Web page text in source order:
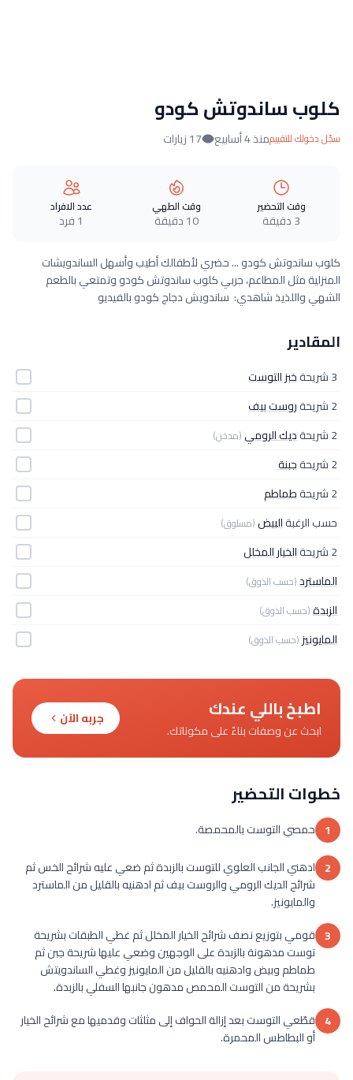
كلوب ساندوتش كودو
سجّل دخولك للتقييممنذ 4 أسابيع 17 زيارات
وقت التحضير
3 دقيقة
وقت الطهي
10 دقيقة
عدد الافراد
1 فرد
كلوب ساندوتش كودو ... حضري لأطفالك أطيب وأسهل الساندويشات
المنزلية مثل المطاعم، جربي كلوب ساندوتش كودو وتمتعي بالطعم
الشهي واللذيذ شاهدي: ساندويش دجاج كودو بالفيديو
المقادير
3 شريحة
خبز التوست
2 شريحة
روست بيف
2 شريحة
ديك الرومي (مدخن)
2 شريحة
جبنة
2 شريحة
طماطم
حسب الرغبةالبيض(مسلوق)
2 شريحة
الخيار المخلل
الماسترد(حسب الذوق)
الزبدة(حسب الذوق)
المايونيز (حسب الذوق)
اطبخ باللي عندك
ابحث عن وصفات بناءً على مكوناتك.
جربه الآن
خطوات التحضير
1 حمصي التوست بالمحمصة.
2 ادهني الجانب العلوي للتوست بالزبدة ثم ضعي عليه شرائح الخس ثم
شرائح الديك الرومي والروست بيف ثم ادهنيه بالقليل من الماسترد
والمايونيز.
3 قومي بتوزيع نصف شرائح الخيار المخلل ثم غطي الطبقات بشريحة
توست مدهونة بالزبدة على الوجهين وضعي عليها شريحة جبن ثم
طماطم وبيض وادهنيه بالقليل من المايونيز وغطي الساندويتش
بشريحة من التوست المحمص مدهون جانبها السفلي بالزبدة.
4 قطّعي التوست بعد إزالة الحواف إلى مثلثات وقدميها مع شرائح الخيار
أو البطاطس المحمرة.